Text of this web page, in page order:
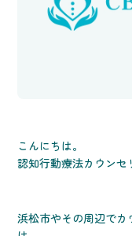
こんにちは。
認知行動療法カウンセ
浜松市やその周辺で